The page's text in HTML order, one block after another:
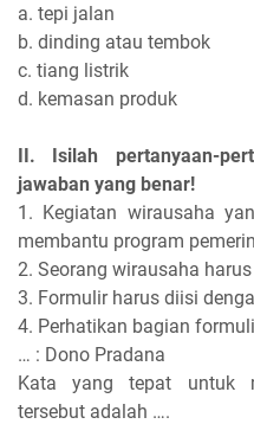
a. tepi jalan
b. dinding atau tembok
c. tiang listrik
d. kemasan produk
II. Isilah pertanyaan-
jawaban yang benar!
1. Kegiatan wirausaha
membantu program
2. Seorang wirausaha
3. Formulir harus diisi
4. Perhatikan bagian
… : Dono Pradana
Kata yang tepat untuk
tersebut adalah ….